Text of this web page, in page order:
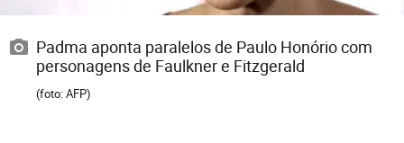
Padma aponta paralelos de Paulo Honório com
personagens de Faulkner e Fitzgerald
(foto: AFP)